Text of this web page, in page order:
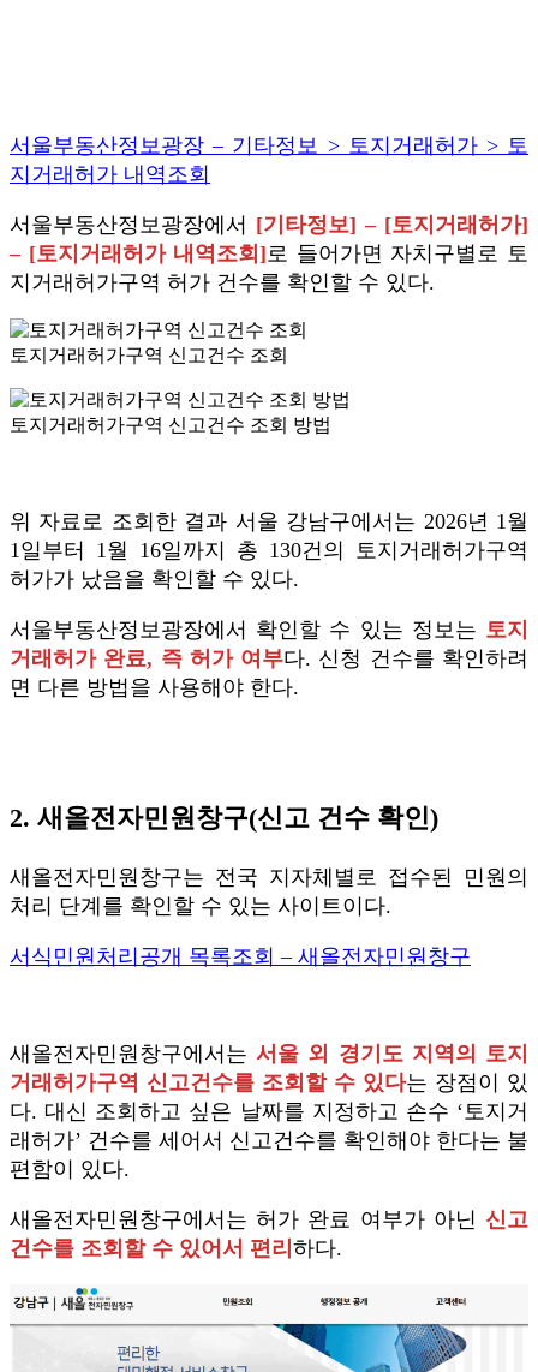
서울부동산정보광장 – 기타정보 > 토지거래허가 > 토
지거래허가 내역조회
서울부동산정보광장에서 [기타정보] – [토지거래허가]
– [토지거래허가 내역조회] 로 들어가면 자치구별로 토
지거래허가구역 허가 건수를 확인할 수 있다.
토지거래허가구역 신고건수 조회
토지거래허가구역 신고건수 조회 방법
위 자료로 조회한 결과 서울 강남구에서는 2026년 1월
1일부터 1월 16일까지 총 130건의 토지거래허가구역
허가가 났음을 확인할 수 있다.
서울부동산정보광장에서 확인할 수 있는 정보는 토지
거래허가 완료, 즉 허가 여부다. 신청 건수를 확인하려
면 다른 방법을 사용해야 한다.
2. 새올전자민원창구(신고 건수 확인)
새올전자민원창구는 전국 지자체별로 접수된 민원의
처리 단계를 확인할 수 있는 사이트이다.
서식민원처리공개 목록조회 – 새올전자민원창구
새올전자민원창구에서는 서울 외 경기도 지역의 토지
거래허가구역 신고건수를 조회할 수 있다는 장점이 있
다. 대신 조회하고 싶은 날짜를 지정하고 손수 ‘토지거
래허가’ 건수를 세어서 신고건수를 확인해야 한다는 불
편함이 있다.
새올전자민원창구에서는 허가 완료 여부가 아닌 신고
건수를 조회할 수 있어서 편리 하다.